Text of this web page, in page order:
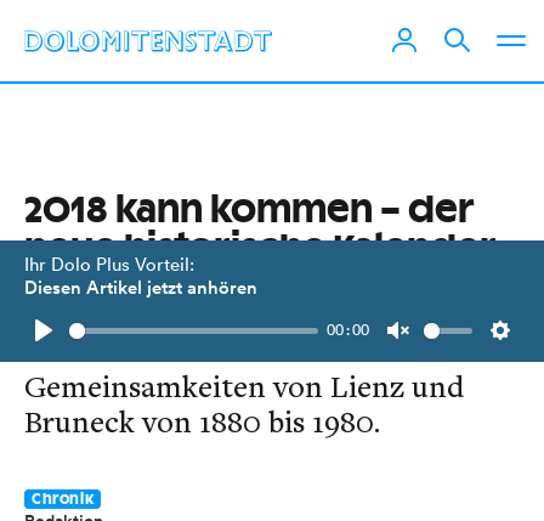
Ihr Dolo Plus Vorteil:
Diesen Artikel jetzt anhören
Play
00:00
Unmute
2018 kann kommen – der
neue historische Kalender
ist da!
Der Jahreskalender 2018 erforscht
Gemeinsamkeiten von Lienz und
Bruneck von 1880 bis 1980.
Chronik